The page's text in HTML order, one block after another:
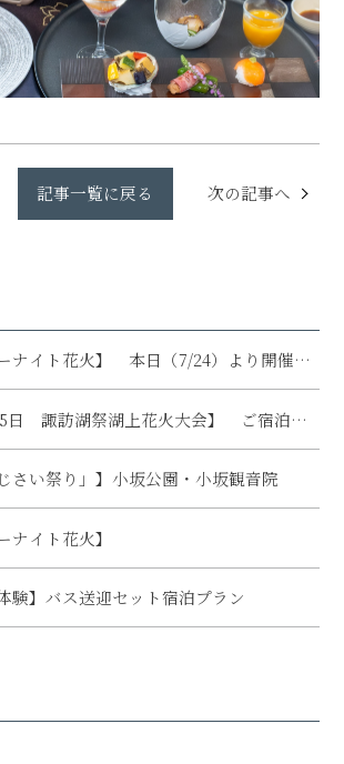
記事一覧に戻る 次の記事へ
ナイト花火】 本日（7/24）より開催さ
日 諏訪湖祭湖上花火大会】 ご宿泊予
室となり予約受付を終了しておりま
さい祭り」】小坂公園・小坂観音院
ナイト花火】
験】バス送迎セット宿泊プラン